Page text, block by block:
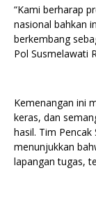
“Kami berharap
nasional bahkan
berkembang
Pol Susmelawati
Kemenangan ini
keras, dan
hasil. Tim
menunjukkan
lapangan tugas,